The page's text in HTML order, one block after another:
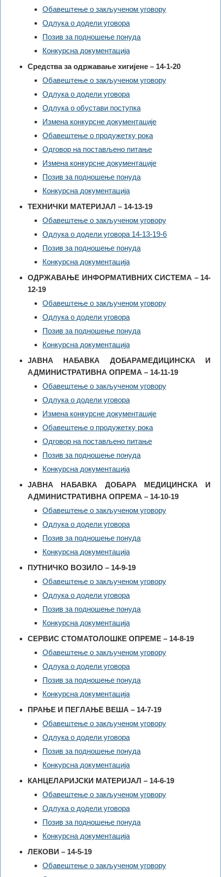
Обавештење о закљученом уговору
Одлука о додели уговора
Позив за подношење понуда
Конкурсна документација
Средства за одржавање хигијене – 14-1-20
Обавештење о закљученом уговору
Одлука о додели уговора
Одлука о обустави поступка
Измена конкурсне документације
Обавештење о продужетку рока
Одговор на постављено питање
Измена конкурсне документације
Позив за подношење понуда
Конкурсна документација
ТЕХНИЧКИ МАТЕРИЈАЛ – 14-13-19
Обавештење о закљученом уговору
Одлука о додели уговора 14-13-19-6
Позив за подношење понуда
Конкурсна документација
ОДРЖАВАЊЕ ИНФОРМАТИВНИХ СИСТЕМА – 14-
12-19
Обавештење о закљученом уговору
Одлука о додели уговора
Позив за подношење понуда
Конкурсна документација
ЈАВНА НАБАВКА ДОБАРАМЕДИЦИНСКА И
АДМИНИСТРАТИВНА ОПРЕМА – 14-11-19
Обавештење о закљученом уговору
Одлука о додели уговора
Измена конкурсне документације
Обавештење о продужетку рока
Одговор на постављено питање
Позив за подношење понуда
Конкурсна документација
ЈАВНА НАБАВКА ДОБАРА МЕДИЦИНСКА И
АДМИНИСТРАТИВНА ОПРЕМА – 14-10-19
Обавештење о закљученом уговору
Одлука о додели уговора
Позив за подношење понуда
Конкурсна документација
ПУТНИЧКО ВОЗИЛО – 14-9-19
Обавештење о закљученом уговору
Одлука о додели уговора
Позив за подношење понуда
Конкурсна документација
СЕРВИС СТОМАТОЛОШКЕ ОПРЕМЕ – 14-8-19
Обавештење о закљученом уговору
Одлука о додели уговора
Позив за подношење понуда
Конкурсна документација
ПРАЊЕ И ПЕГЛАЊЕ ВЕША – 14-7-19
Обавештење о закљученом уговору
Одлука о додели уговора
Позив за подношење понуда
Конкурсна документација
КАНЦЕЛАРИЈСКИ МАТЕРИЈАЛ – 14-6-19
Обавештење о закљученом уговору
Одлука о додели уговора
Позив за подношење понуда
Конкурсна документација
ЛЕКОВИ – 14-5-19
Обавештење о закљученом уговору